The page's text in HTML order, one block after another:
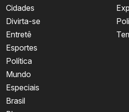
Cidades
Divirta-se
Entretê
Esportes
Política
Mundo
Especiais
Brasil